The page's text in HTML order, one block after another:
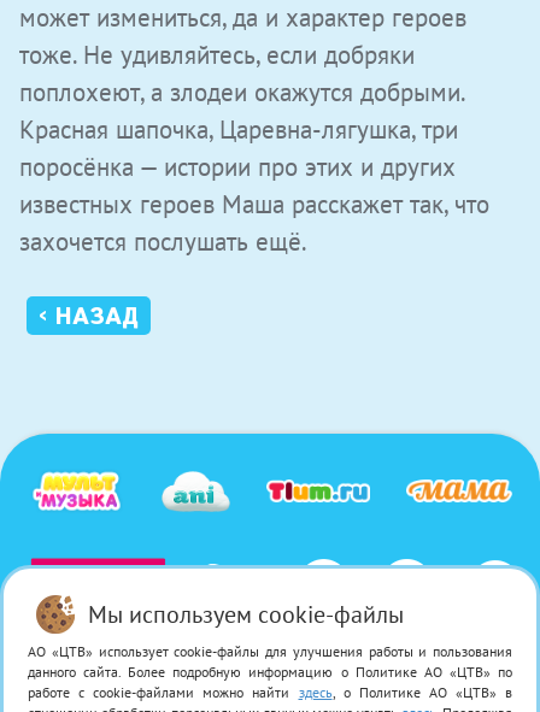
может измениться, да и характер героев
тоже. Не удивляйтесь, если добряки
поплохеют, а злодеи окажутся добрыми.
Красная шапочка, Царевна-лягушка, три
поросёнка — истории про этих и других
известных героев Маша расскажет так, что
захочется послушать ещё.
‹ НАЗАД
© 2026 Акционерное общество «Цифровое Телевидение» / АО «ЦТВ». Свидетельство о регистрации
СМИ Эл № ФС 77−58 878 от 28 июля 2014 года.
Все права на любые материалы, опубликованные на сайте, защищены в соответствии с российским
Мы используем cookie-файлы
АО «ЦТВ» использует cookie-файлы для улучшения работы и пользования
данного сайта. Более подробную информацию о Политике АО «ЦТВ» по
работе с cookie-файлами можно найти здесь, о Политике АО «ЦТВ» в